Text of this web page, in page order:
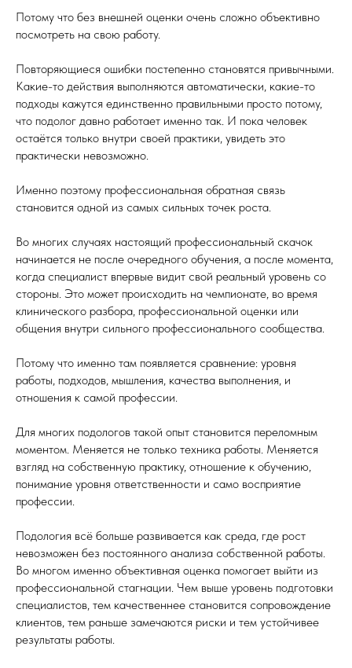
Потому что без внешней оценки очень сложно объективно
посмотреть на свою работу.
Повторяющиеся ошибки постепенно становятся привычными.
Какие-то действия выполняются автоматически, какие-то
подходы кажутся единственно правильными просто потому,
что подолог давно работает именно так. И пока человек
остаётся только внутри своей практики, увидеть это
практически невозможно.
Именно поэтому профессиональная обратная связь
становится одной из самых сильных точек роста.
Во многих случаях настоящий профессиональный скачок
начинается не после очередного обучения, а после момента,
когда специалист впервые видит свой реальный уровень со
стороны. Это может происходить на чемпионате, во время
клинического разбора, профессиональной оценки или
общения внутри сильного профессионального сообщества.
Потому что именно там появляется сравнение: уровня
работы, подходов, мышления, качества выполнения, и
отношения к самой профессии.
Для многих подологов такой опыт становится переломным
моментом. Меняется не только техника работы. Меняется
взгляд на собственную практику, отношение к обучению,
понимание уровня ответственности и само восприятие
профессии.
Подология всё больше развивается как среда, где рост
невозможен без постоянного анализа собственной работы.
Во многом именно объективная оценка помогает выйти из
профессиональной стагнации. Чем выше уровень подготовки
специалистов, тем качественнее становится сопровождение
клиентов, тем раньше замечаются риски и тем устойчивее
результаты работы.